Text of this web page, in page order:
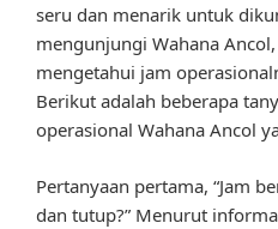
seru dan menarik untuk
mengunjungi Wahana
mengetahui jam
Berikut adalah beberapa
operasional Wahana Ancol
Pertanyaan pertama, “Jam
dan tutup?” Menurut